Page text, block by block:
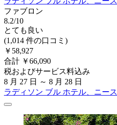
ファブロン
8.2/10
とても良い
(1,014 件の口コミ)
￥58,927
合計 ￥66,090
税およびサービス料込み
8 月 27 日 ～ 8 月 28 日
ラディソン ブル ホテル、ニース